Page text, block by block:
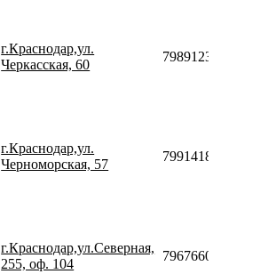
г.Краснодар,ул.
Черкасская, 60
79891236034
г.Краснодар,ул.
Черноморская, 57
79914183081
г.Краснодар,ул.Северная,
255, оф. 104
79676602511